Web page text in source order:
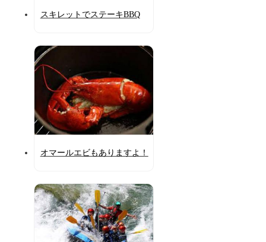
スキレットでステーキBBQ
オマールエビもありますよ！